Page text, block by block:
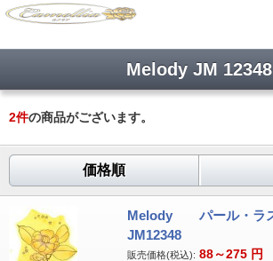
Melody JM 12348
2件の商品がございます。
価格順
Melody パール・ラ
JM12348
販売価格(税込): 88～275 円